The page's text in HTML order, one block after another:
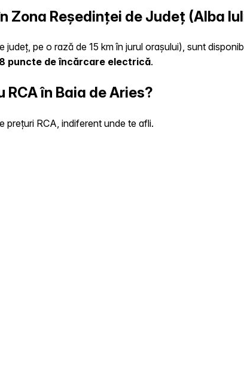
Zona Reședinței de Județ (Alba
județ, pe o rază de 15 km în jurul orașului), sunt
8 puncte de încărcare electrică.
în Baia de Aries?
prețuri RCA, indiferent unde te afli.